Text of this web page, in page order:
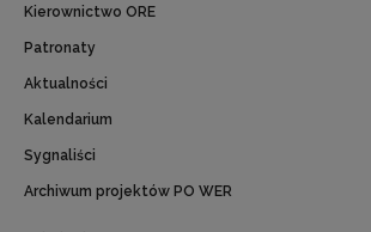
Kierownictwo ORE
Patronaty
Aktualności
Kalendarium
Sygnaliści
Archiwum projektów PO WER